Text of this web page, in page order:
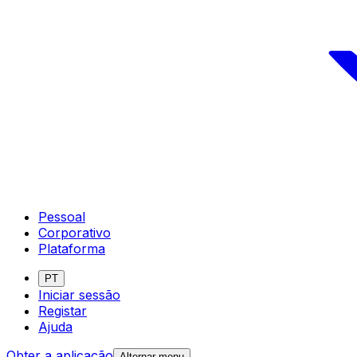
Pessoal
Corporativo
Plataforma
PT
Iniciar sessão
Registar
Ajuda